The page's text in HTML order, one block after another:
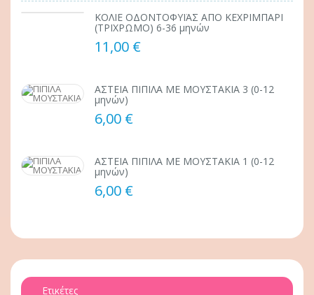
ΚΟΛΙΕ ΟΔΟΝΤΟΦΥΪΑΣ ΑΠΟ ΚΕΧΡΙΜΠΑΡΙ
(ΤΡΙΧΡΩΜΟ) 6-36 μηνών
11,00 €
ΑΣΤΕΙΑ ΠΙΠΙΛΑ ΜΕ ΜΟΥΣΤΑΚΙΑ 3 (0-12
μηνών)
6,00 €
ΑΣΤΕΙΑ ΠΙΠΙΛΑ ΜΕ ΜΟΥΣΤΑΚΙΑ 1 (0-12
μηνών)
6,00 €
Ετικέτες